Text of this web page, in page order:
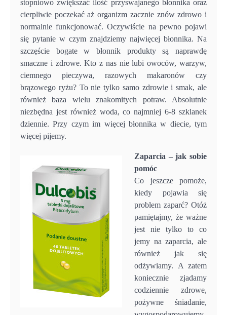
stopniowo zwiększać ilość przyswajanego błonnika oraz
cierpliwie poczekać aż organizm zacznie znów zdrowo i
normalnie funkcjonować. Oczywiście na pewno pojawi
się pytanie w czym znajdziemy najwięcej błonnika. Na
szczęście bogate w błonnik produkty są naprawdę
smaczne i zdrowe. Kto z nas nie lubi owoców, warzyw,
ciemnego pieczywa, razowych makaronów czy
brązowego ryżu? To nie tylko samo zdrowie i smak, ale
również baza wielu znakomitych potraw. Absolutnie
niezbędna jest również woda, co najmniej 6-8 szklanek
dziennie. Przy czym im więcej błonnika w diecie, tym
więcej pijemy.
Zaparcia – jak sobie
pomóc
Co jeszcze pomoże,
kiedy pojawia się
problem zaparć? Otóż
pamiętajmy, że ważne
jest nie tylko to co
jemy na zaparcia, ale
również jak się
odżywiamy. A zatem
koniecznie zjadamy
codziennie zdrowe,
pożywne śniadanie,